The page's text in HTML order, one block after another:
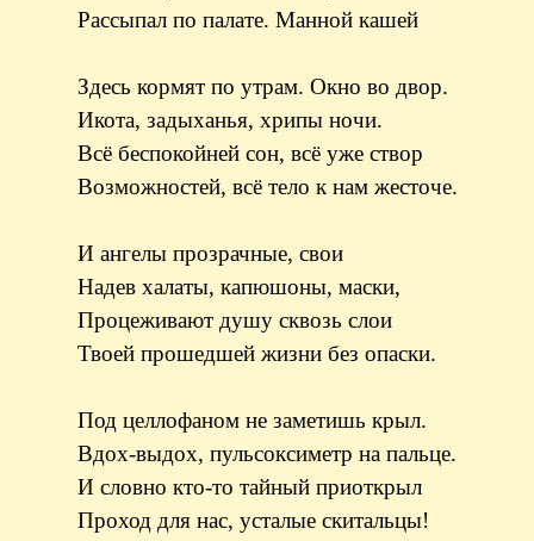
Рассыпал по палате. Манной кашей
Здесь кормят по утрам. Окно во двор.
Икота, задыханья, хрипы ночи.
Всё беспокойней сон, всё уже створ
Возможностей, всё тело к нам жесточе.
И ангелы прозрачные, свои
Надев халаты, капюшоны, маски,
Процеживают душу сквозь слои
Твоей прошедшей жизни без опаски.
Под целлофаном не заметишь крыл.
Вдох-выдох, пульсоксиметр на пальце.
И словно кто-то тайный приоткрыл
Проход для нас, усталые скитальцы!